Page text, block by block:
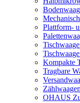
Plattform-
Kompakte
Tragbare
Zählwaagen
OHAUS